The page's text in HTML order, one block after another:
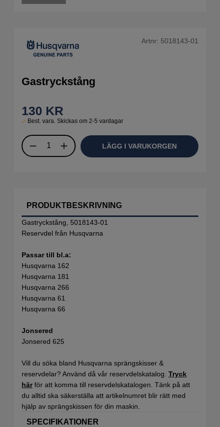
Artnr: 5018143-01
Gastryckstång
130 KR
Best. vara. Skickas om 2-5 vardagar
LÄGG I VARUKORGEN
PRODUKTBESKRIVNING
Gastryckstång, 5018143-01
Reservdel från Husqvarna
Passar till bl.a:
Husqvarna 162
Husqvarna 181
Husqvarna 266
Husqvarna 61
Husqvarna 66
Jonsered
Jonsered 625
Vill du söka bland Husqvarna sprängskisser &
reservdelar? Använd då vår reservdelskatalog. Tryck
härför att komma till reservdelskatalogen. Tänk på att
du alltid ska säkerställa att artikelnumret blir rätt med
hjälp av sprängskissen för din maskin.
SPECIFIKATIONER